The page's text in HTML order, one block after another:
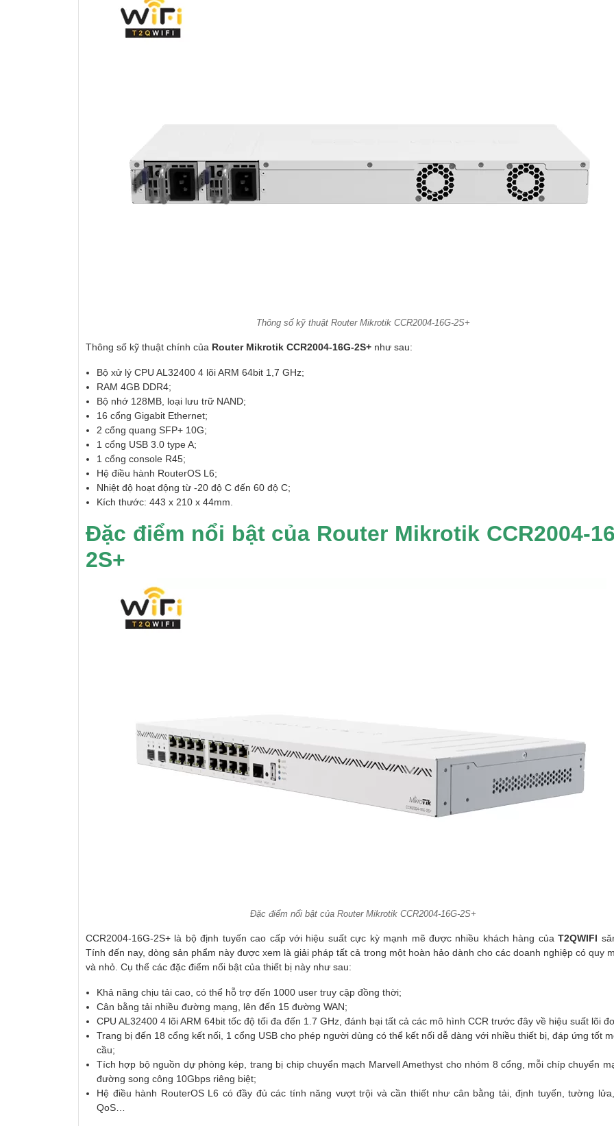
Thông số kỹ thuật Router Mikrotik CCR2004-16G-2S+
Thông số kỹ thuật chính của Router Mikrotik CCR2004-16G-2S+ như sau:
Bộ xử lý CPU AL32400 4 lõi ARM 64bit 1,7 GHz;
RAM 4GB DDR4;
Bộ nhớ 128MB, loại lưu trữ NAND;
16 cổng Gigabit Ethernet;
2 cổng quang SFP+ 10G;
1 cổng USB 3.0 type A;
1 cổng console R45;
Hệ điều hành RouterOS L6;
Nhiệt độ hoạt động từ -20 độ C đến 60 độ C;
Kích thước: 443 x 210 x 44mm.
Đặc điểm nổi bật của Router Mikrotik CCR2004-
2S+
Đặc điểm nổi bật của Router Mikrotik CCR2004-16G-2S+
CCR2004-16G-2S+ là bộ định tuyến cao cấp với hiệu suất cực kỳ mạnh mẽ được nhiều khách hàng củaT2QWIFI
Tính đến nay, dòng sản phẩm này được xem là giải pháp tất cả trong một hoàn hảo dành cho các doanh nghiệp có quy
và nhỏ. Cụ thể các đặc điểm nổi bật của thiết bị này như sau:
Khả năng chịu tải cao, có thể hỗ trợ đến 1000 user truy cập đồng thời;
Cân bằng tải nhiều đường mạng, lên đến 15 đường WAN;
CPU AL32400 4 lõi ARM 64bit tốc độ tối đa đến 1.7 GHz, đánh bại tất cả các mô hình CCR trước đây về hiệu suất lõi
Trang bị đến 18 cổng kết nối, 1 cổng USB cho phép người dùng có thể kết nối dễ dàng với nhiều thiết bị, đáp ứng tốt
cầu;
Tích hợp bộ nguồn dự phòng kép, trang bị chip chuyển mạch Marvell Amethyst cho nhóm 8 cổng, mỗi chíp chuyển
đường song công 10Gbps riêng biệt;
Hệ điều hành RouterOS L6 có đầy đủ các tính năng vượt trội và cần thiết như cân bằng tải, định tuyến, tường
QoS…